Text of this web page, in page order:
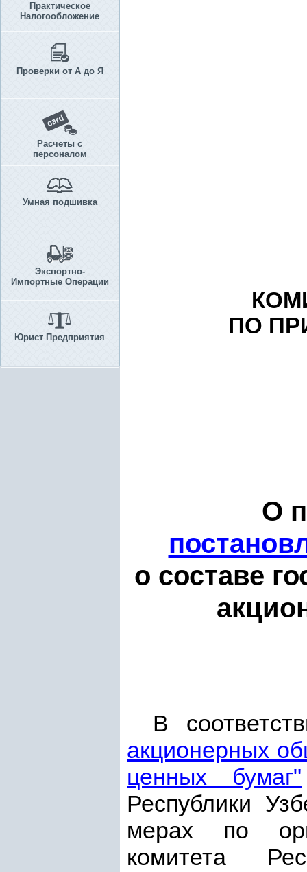
Практическое
Налогообложение
Проверки от А до Я
Расчеты с
персоналом
Умная подшивка
Экспортно-
Импортные Операции
Юрист Предприятия
ПО
О
о составе
В
акционерных
ценных бумаг"
Республики
мерах по
комитета